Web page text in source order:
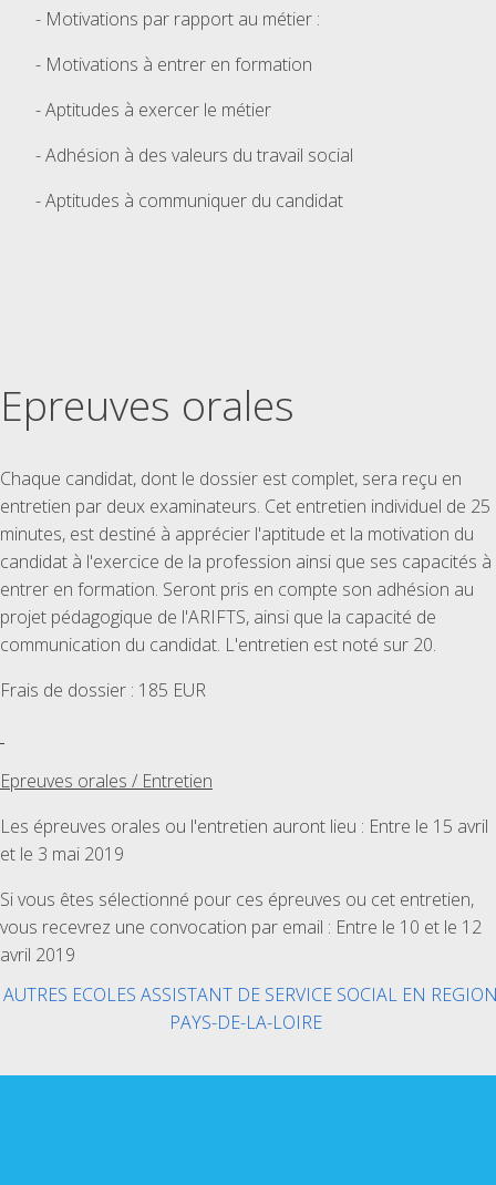
- Motivations par rapport au métier :
- Motivations à entrer en formation
- Aptitudes à exercer le métier
- Adhésion à des valeurs du travail social
- Aptitudes à communiquer du candidat
Epreuves orales
Chaque candidat, dont le dossier est complet, sera reçu en
entretien par deux examinateurs. Cet entretien individuel de 25
minutes, est destiné à apprécier l'aptitude et la motivation du
candidat à l'exercice de la profession ainsi que ses capacités à
entrer en formation. Seront pris en compte son adhésion au
projet pédagogique de l'ARIFTS, ainsi que la capacité de
communication du candidat. L'entretien est noté sur 20.
Frais de dossier : 185 EUR
Epreuves orales / Entretien
Les épreuves orales ou l'entretien auront lieu : Entre le 15 avril
et le 3 mai 2019
Si vous êtes sélectionné pour ces épreuves ou cet entretien,
vous recevrez une convocation par email : Entre le 10 et le 12
avril 2019
AUTRES ECOLES ASSISTANT DE SERVICE SOCIAL EN
PAYS-DE-LA-LOIRE